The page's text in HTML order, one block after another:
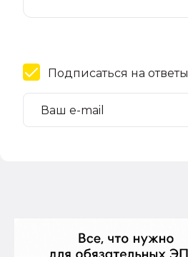
Подписаться на ответы